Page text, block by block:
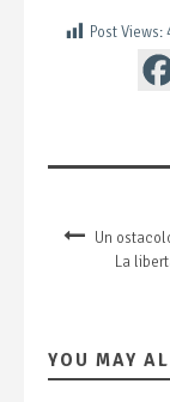
Post Views:
Un
La
YOU MAY